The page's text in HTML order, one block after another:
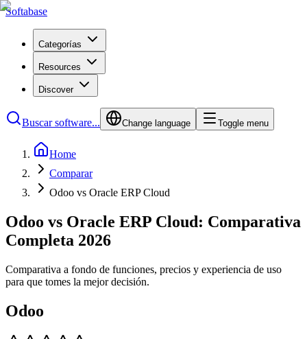
Softabase
Categorías
Resources
Discover
Buscar software... Change language Toggle menu
Home
Comparar
Odoo vs Oracle ERP Cloud
Odoo vs Oracle ERP Cloud: Comparativa
Completa 2026
Comparativa a fondo de funciones, precios y experiencia de uso
para que tomes la mejor decisión.
Odoo